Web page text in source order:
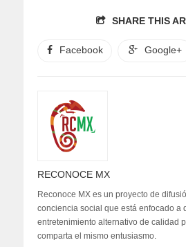
SHARE THIS
Facebook Google+
RECONOCE MX
Reconoce MX es un proyecto de
conciencia social que está enfocado a
entretenimiento alternativo de calidad
comparta el mismo entusiasmo.